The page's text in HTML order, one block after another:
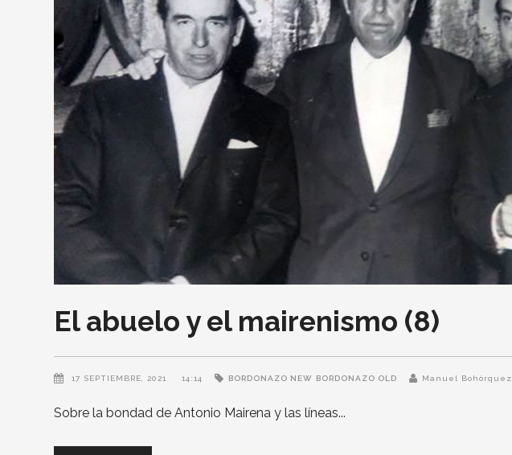
El abuelo y el mairenismo (8)
17 SEPTIEMBRE, 2021 14:14 BORDONAZO NEW BORDONAZO OLD Manuel Bohórquez
Sobre la bondad de Antonio Mairena y las líneas